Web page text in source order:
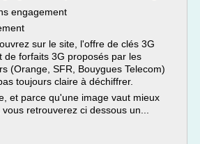
engagement
sur le site, l'offre de clés 3G
de forfaits 3G proposés par les
(Orange, SFR, Bouygues Telecom)
toujours claire à déchiffrer.
et parce qu'une image vaut mieux
retrouverez ci dessous un...